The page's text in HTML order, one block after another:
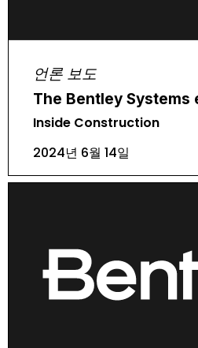
언론 보도
The Bentley Systems
Inside Construction
2024년 6월 14일